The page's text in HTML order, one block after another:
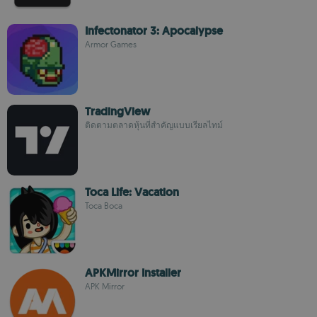
Infectonator 3: Apocalypse
Armor Games
TradingView
ติดตามตลาดหุ้นที่สำคัญแบบเรียลไทม์
Toca Life: Vacation
Toca Boca
APKMirror Installer
APK Mirror